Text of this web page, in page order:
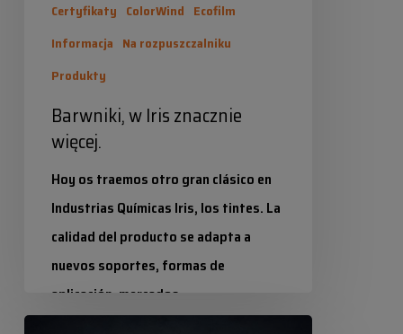
Certyfikaty ColorWind Ecofilm
Informacja Na rozpuszczalniku
Produkty
Barwniki, w Iris znacznie
więcej.
Hoy os traemos otro gran clásico en
Industrias Químicas Iris, los tintes. La
calidad del producto se adapta a
nuevos soportes, formas de
aplicación, mercados…